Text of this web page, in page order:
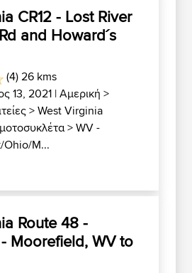
CR12 - Lost River
and Howard´s
(4) 26 kms
13, 2021 |Αμερική >
>West Virginia
>WV -
Ohio/M...
Route 48 -
Moorefield, WV to